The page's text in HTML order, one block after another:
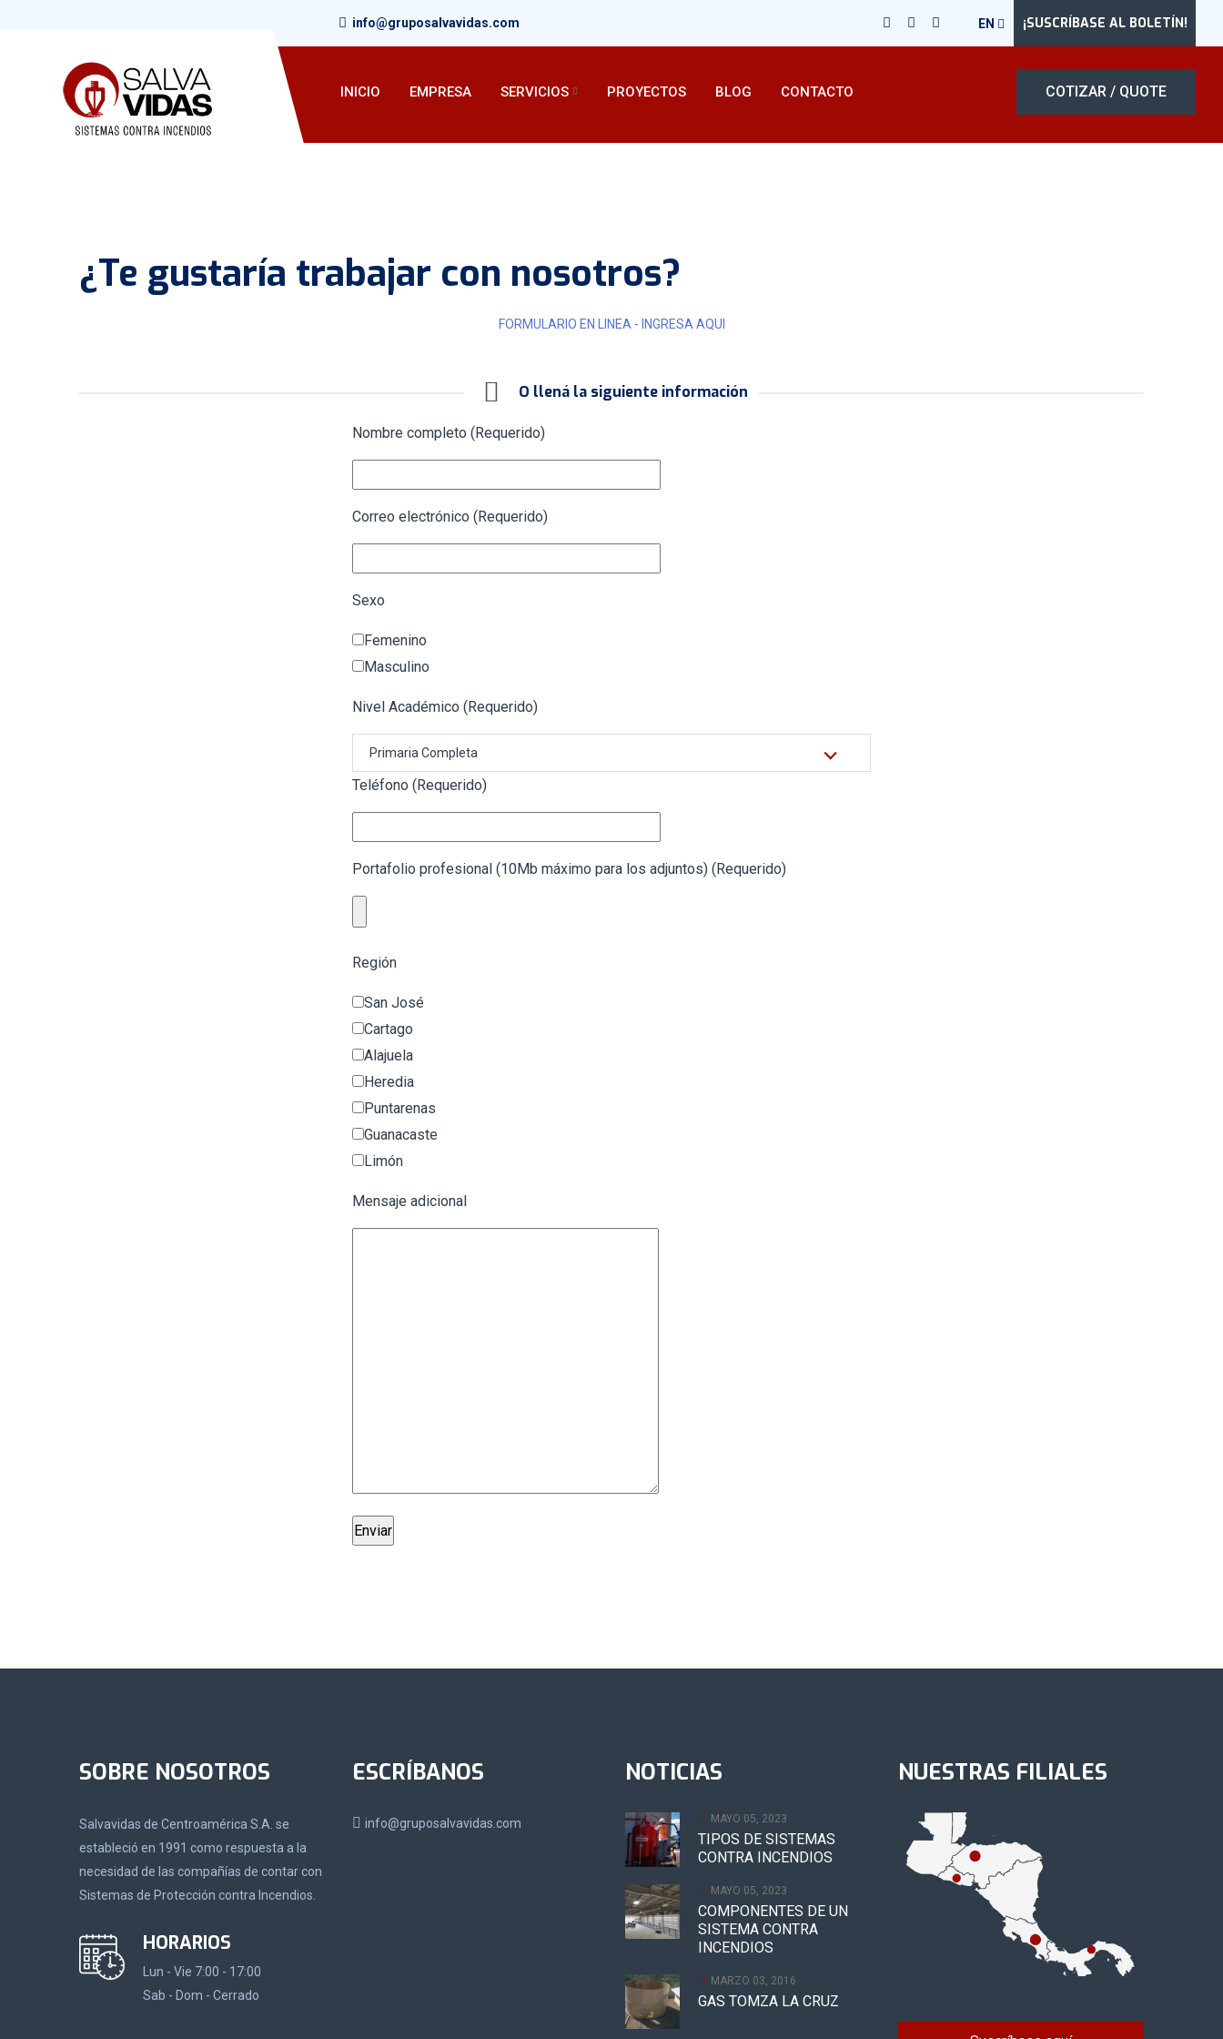
info@gruposalvavidas.com EN ¡SUSCRÍBASE AL BOLETÍN!
COTIZAR / QUOTE
INICIO EMPRESA SERVICIOS PROYECTOS BLOG CONTACTO
¿Te gustaría trabajar con nosotros?
FORMULARIO EN LINEA - INGRESA AQUI
O llená la siguiente información
Nombre completo (Requerido)
Correo electrónico (Requerido)
Sexo
Femenino
Masculino
Nivel Académico (Requerido)
Primaria Completa
Teléfono (Requerido)
Portafolio profesional (10Mb máximo para los adjuntos) (Requerido)
Región
San José
Cartago
Alajuela
Heredia
Puntarenas
Guanacaste
Limón
Mensaje adicional
SOBRE NOSOTROS
Salvavidas de Centroamérica S.A. se
estableció en 1991 como respuesta a la
necesidad de las compañías de contar con
Sistemas de Protección contra Incendios.
HORARIOS
Lun - Vie 7:00 - 17:00
Sab - Dom - Cerrado
ESCRÍBANOS
info@gruposalvavidas.com
NOTICIAS
MAYO 05, 2023
TIPOS DE SISTEMAS
CONTRA INCENDIOS
MAYO 05, 2023
COMPONENTES DE UN
SISTEMA CONTRA
INCENDIOS
MARZO 03, 2016
GAS TOMZA LA CRUZ
NUESTRAS FILIALES